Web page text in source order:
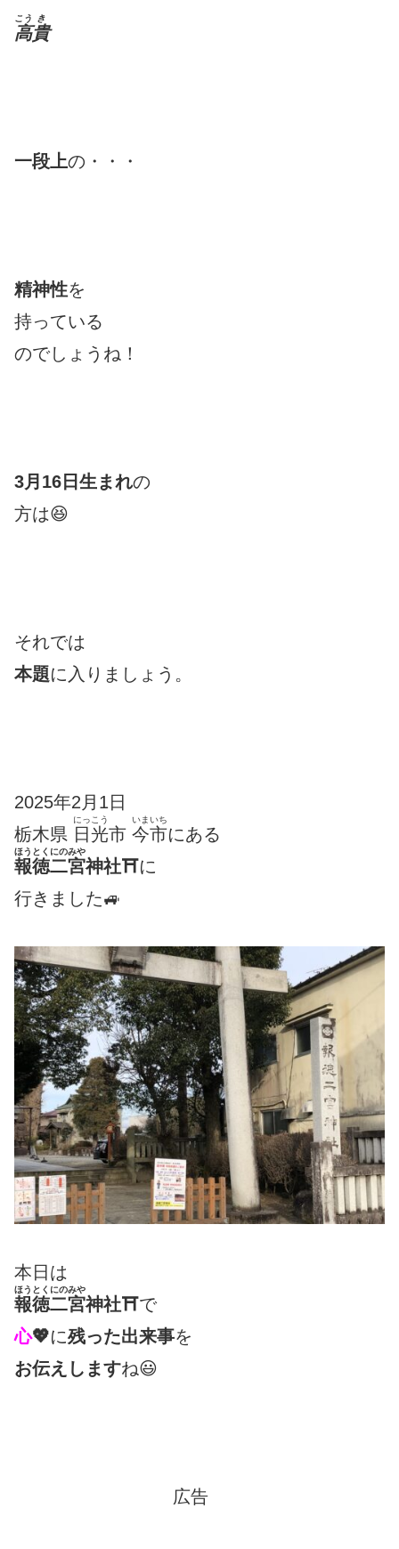
高
こう
貴
き
一段上の・・・
精神性を
持っている
のでしょうね！
3月16日生まれの
方は😆
それでは
本題に入りましょう。
2025年2月1日
栃木県 日光
にっこう
市 今市
いまいち
にある
報徳二宮
ほうとくにのみや
神社⛩に
行きました🚙
本日は
報徳二宮
ほうとくにのみや
神社⛩で
心💖に残った出来事を
お伝えしますね😃
広告